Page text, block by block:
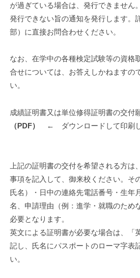
が過ぎている場合は、発行できません
発行できない旨の通知を発行します。
部）に直接お問合わせください。
なお、在学中の各種検定試験等の資格
合せについては、お答えしかねますの
い。
成績証明書又は単位修得証明書の交付
（PDF）
← ダウンロードして印刷
上記の証明書の交付を希望される方は
事項を記入して、御来校ください。そ
氏名）・日中の連絡先電話番号・生年
名、申請理由（例：進学・就職のため
必要となります。
英文による証明書が必要な場合は、「
記し、氏名にパスポートのローマ字表
い。